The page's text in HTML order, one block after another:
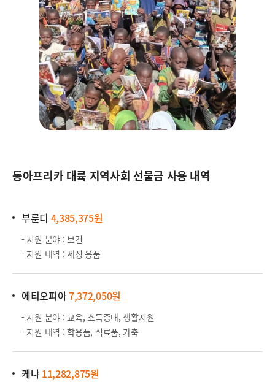
동아프리카 대륙 지역사회 선물금 사용 내역
부룬디 4,385,375원
- 지원 분야 : 보건
- 지원 내역 : 세정 용품
에티오피아7,372,050원
- 지원 분야 : 교육, 소득증대, 생활지원
- 지원 내역 : 학용품, 식료품, 가축
케냐 11,282,875원